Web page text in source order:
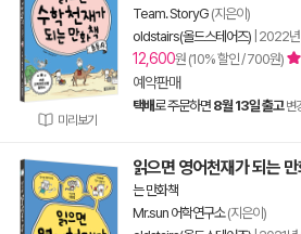
미리보기
Team. StoryG (지은이)
oldstairs(올드스테어즈) 2022
12,600원 (10% 할인 / 700원)
예약판매
택배로 주문하면 8월 13일 출고 변
읽으면 영어천재가 되는
는 만화책
Mr.sun 어학연구소(지은이)